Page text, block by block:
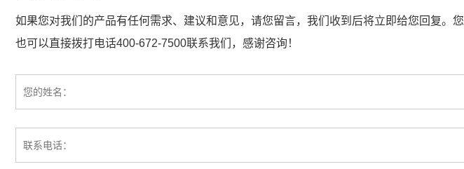
如果您对我们的产品有任何需求、建议和意见，请您留言，我们收到后将立即给您回复。您
也可以直接拨打电话400-672-7500联系我们，感谢咨询！